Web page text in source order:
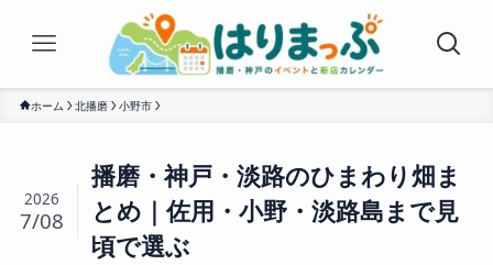
ホーム 北播磨 小野市
播磨・神戸・淡路のひまわり畑ま
とめ｜佐用・小野・淡路島まで見
頃で選ぶ
2026
7/08